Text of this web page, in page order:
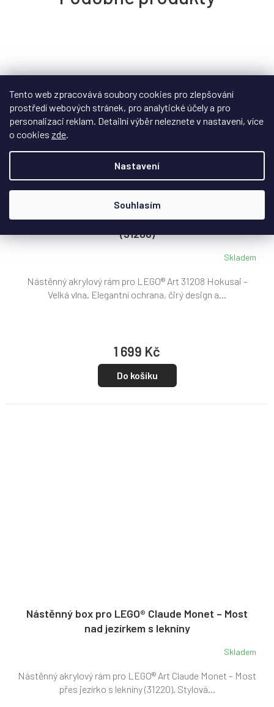
Tento web zpracovává soubory cookies pro zlepšování
prostředí webových stránek, pro analytické účely a pro
personalizaci reklam. Detailní výběr neleznete v nastavení, více
o cookies zde.
Nastavení
Souhlasím
Nástěnný box pro LEGO® Hokusai – Velká vlna
(31208)
Skladem
1 699 Kč
Do košíku
Nástěnný akrylový rám pro LEGO® Art 31208 Hokusai –
Velká vlna. Elegantní ochrana, čirý design a...
Nástěnný box pro LEGO® Claude Monet – Most
nad jezírkem s lekníny
Skladem
Nástěnný akrylový rám pro LEGO® Art Claude Monet – Most
přes jezírko s lekníny (31220). Stylová...